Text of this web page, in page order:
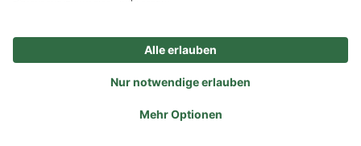
Zertifizierter Bio-Fachhändler